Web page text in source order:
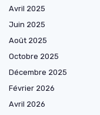
Avril 2025
Juin 2025
Août 2025
Octobre 2025
Décembre 2025
Février 2026
Avril 2026